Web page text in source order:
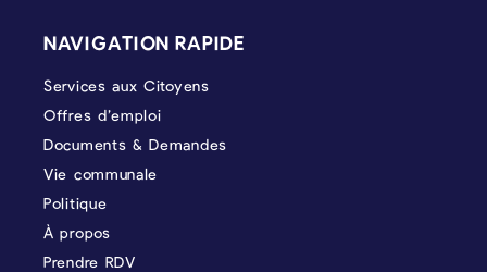
NAVIGATION RAPIDE
Services aux Citoyens
Offres d’emploi
Documents & Demandes
Vie communale
Politique
À propos
Prendre RDV